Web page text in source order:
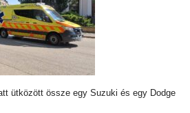
ütközött össze egy Suzuki és egy Dodge